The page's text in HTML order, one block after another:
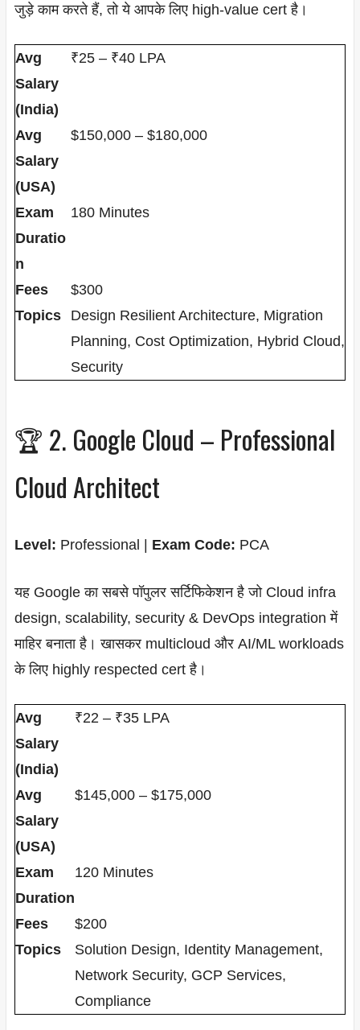
जुड़े काम करते हैं, तो ये आपके लिए high-value cert है।
Avg
Salary
(India)
₹25 – ₹40 LPA
Avg
Salary
(USA)
$150,000 – $180,000
Exam
Duratio
n
180 Minutes
Fees
$300
Topics
Design Resilient Architecture, Migration
Planning, Cost Optimization, Hybrid Cloud,
Security
🏆 2. Google Cloud – Professional
Cloud Architect
Level: Professional | Exam Code: PCA
यह Google का सबसे पॉपुलर सर्टिफिकेशन है जो Cloud infra
design, scalability, security & DevOps integration में
माहिर बनाता है। खासकर multicloud और AI/ML workloads
के लिए highly respected cert है।
Avg
Salary
(India)
₹22 – ₹35 LPA
Avg
Salary
(USA)
$145,000 – $175,000
Exam
Duration
120 Minutes
Fees
$200
Topics
Solution Design, Identity Management,
Network Security, GCP Services,
Compliance